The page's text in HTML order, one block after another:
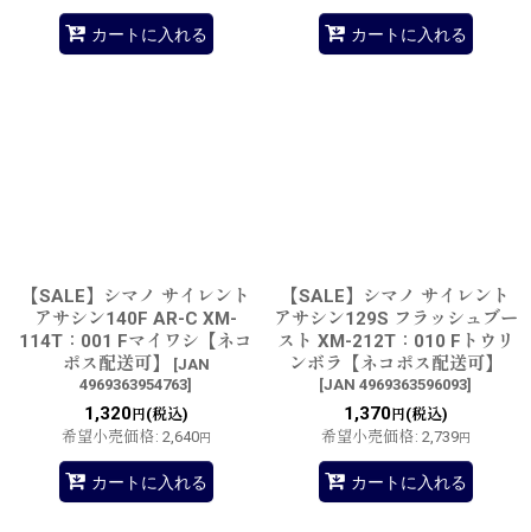
カートに入れる カートに入れる
【SALE】シマノ サイレント
アサシン140F AR-C XM-
114T：001 Fマイワシ【ネコ
ポス配送可】
[JAN
4969363954763]
1,320円(税込)
希望小売価格: 2,640円
カートに入れる
【SALE】シマノ サイレント
アサシン129S フラッシュブー
スト XM-212T：010 Fトウリ
ンボラ【ネコポス配送可】
[JAN 4969363596093]
1,370円(税込)
希望小売価格: 2,739円
カートに入れる